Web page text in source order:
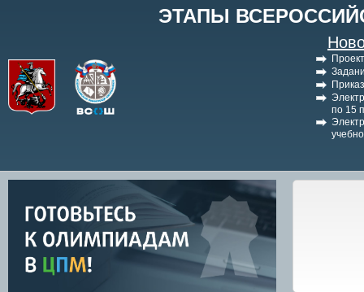
ЭТАПЫ
по 15